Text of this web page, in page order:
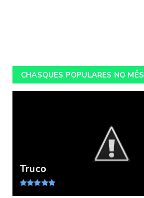
CHASQUES POPULARES NO MÊS
Truco